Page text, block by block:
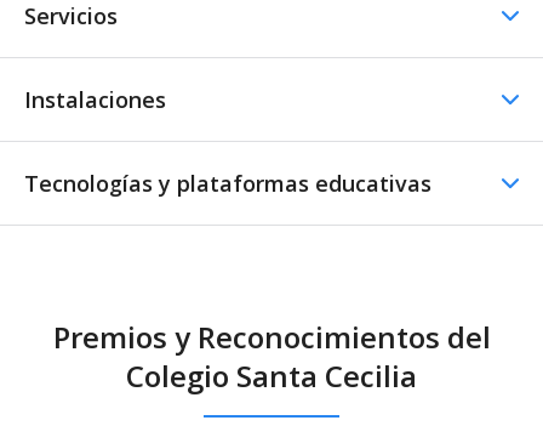
Servicios
Otros servicios
Mañanas
convivencias
Instalaciones
Instalaciones Educativas
Aula de informática
Tecnologías y plataformas educativas
Pedagoo Google Classroom
Premios y Reconocimientos del
Colegio Santa Cecilia